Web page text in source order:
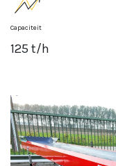
Capaciteit
125 t/h